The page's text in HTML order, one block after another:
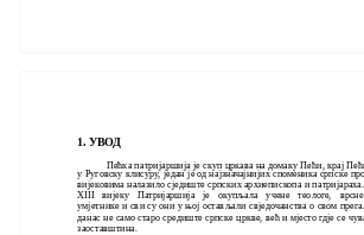
1. УВОД
Пећка патријаршија је скуп цркава на домаку Пећи, крај
у Руговску клисуру, један је од најзначајнијих споменика српске
вијековима налазило сједиште српских архиепископа и
XIII вијеку Патријаршија је окупљала учене теологе,
умјетнике и сви су они у њој остављали свједочанства о свом
данас не само старо средиште српске цркве, већ и мјесто гдје се
заоставштина.